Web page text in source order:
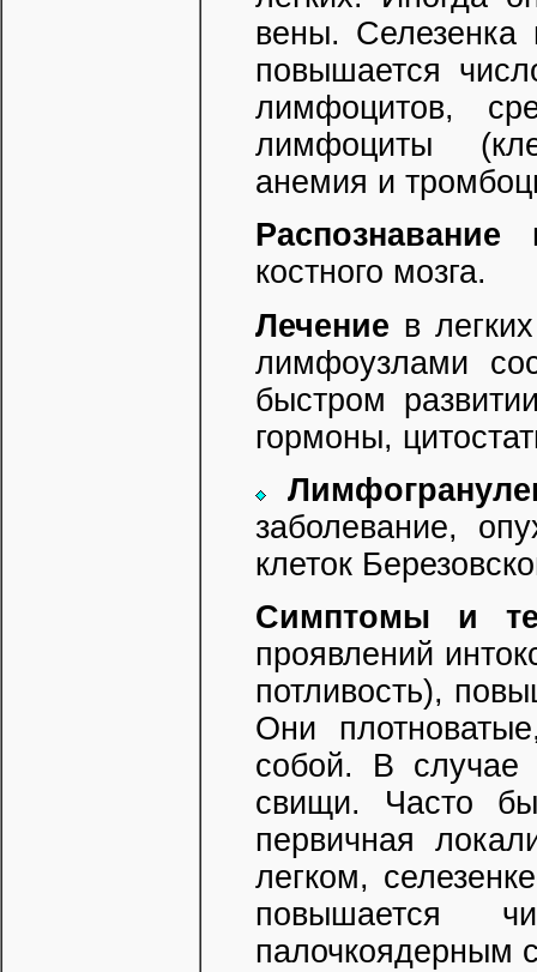
вены. Селезенка
повышается
лимфоцитов,
лимфоциты
анемия и
Распознавание
костного мозга.
Лечение в
лимфоузлами
быстром
гормоны,
заболевание,
клеток
Симптомы и
проявлений
потливость),
Они
собой. В случае
свищи. Часто
первичная
легком,
повышается
палочкоядерным